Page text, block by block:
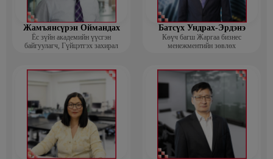
Жамъянсүрэн Оймандах
Ёс зүйн академийн үүсгэн
байгуулагч, Гүйцэтгэх захирал
Батсүх Ундрах-Эрдэнэ
Көүч багш Жаргаа бизнес
менежментийн зөвлөх